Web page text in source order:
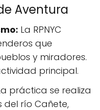
Aventura
La RPNYC
que
y miradores.
principal.
práctica se realiza
del río Cañete,